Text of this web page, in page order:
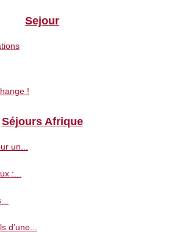
Sejour
!
Séjours Afrique
un...
:...
d’une...